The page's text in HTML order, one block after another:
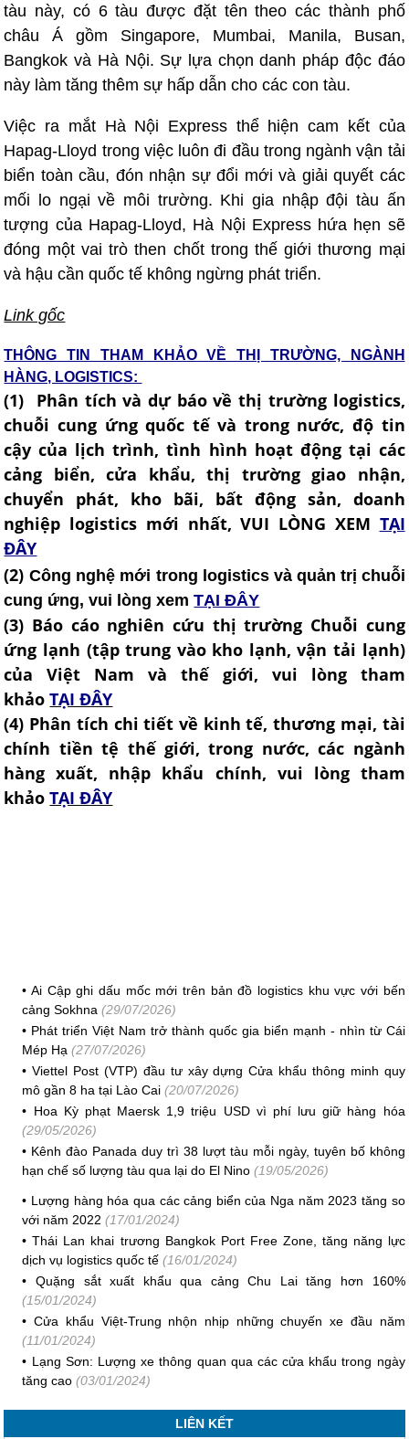
tàu này, có 6 tàu được đặt tên theo các thành phố
châu Á gồm Singapore, Mumbai, Manila, Busan,
Bangkok và Hà Nội. Sự lựa chọn danh pháp độc đáo
này làm tăng thêm sự hấp dẫn cho các con tàu.
Việc ra mắt Hà Nội Express thể hiện cam kết của
Hapag-Lloyd trong việc luôn đi đầu trong ngành vận tải
biển toàn cầu, đón nhận sự đổi mới và giải quyết các
mối lo ngại về môi trường. Khi gia nhập đội tàu ấn
tượng của Hapag-Lloyd, Hà Nội Express hứa hẹn sẽ
đóng một vai trò then chốt trong thế giới thương mại
và hậu cần quốc tế không ngừng phát triển.
Link gốc
THÔNG TIN THAM KHẢO VỀ THỊ TRƯỜNG, NGÀNH
HÀNG, LOGISTICS:
(1) Phân tích và dự báo về thị trường logistics,
chuỗi cung ứng quốc tế và trong nước, độ tin
cậy của lịch trình, tình hình hoạt động tại các
cảng biển, cửa khẩu, thị trường giao nhận,
chuyển phát, kho bãi, bất động sản, doanh
nghiệp logistics mới nhất, VUI LÒNG XEM TẠI
ĐÂY
(2) Công nghệ mới trong logistics và quản trị chuỗi
cung ứng, vui lòng xemTẠI ĐÂY
(3) Báo cáo nghiên cứu thị trường Chuỗi cung
ứng lạnh (tập trung vào kho lạnh, vận tải lạnh)
của Việt Nam và thế giới, vui lòng tham
khảoTẠI ĐÂY
(4) Phân tích chi tiết về kinh tế, thương mại, tài
chính tiền tệ thế giới, trong nước, các ngành
hàng xuất, nhập khẩu chính, vui lòng tham
khảoTẠI ĐÂY
•Ai Cập ghi dấu mốc mới trên bản đồ logistics khu vực với bến
cảng Sokhna (29/07/2026)
• Phát triển Việt Nam trở thành quốc gia biển mạnh - nhìn từ Cái
Mép Hạ (27/07/2026)
•Viettel Post (VTP) đầu tư xây dựng Cửa khẩu thông minh quy
mô gần 8 ha tại Lào Cai (20/07/2026)
• Hoa Kỳ phạt Maersk 1,9 triệu USD vì phí lưu giữ hàng hóa
(29/05/2026)
• Kênh đào Panada duy trì 38 lượt tàu mỗi ngày, tuyên bố không
hạn chế số lượng tàu qua lại do El Nino (19/05/2026)
• Lượng hàng hóa qua các cảng biển của Nga năm 2023 tăng so
với năm 2022 (17/01/2024)
•Thái Lan khai trương Bangkok Port Free Zone, tăng năng lực
dịch vụ logistics quốc tế (16/01/2024)
•Quặng sắt xuất khẩu qua cảng Chu Lai tăng hơn 160%
(15/01/2024)
•Cửa khẩu Việt-Trung nhộn nhịp những chuyến xe đầu năm
(11/01/2024)
• Lạng Sơn: Lượng xe thông quan qua các cửa khẩu trong ngày
tăng cao (03/01/2024)
LIÊN KẾT